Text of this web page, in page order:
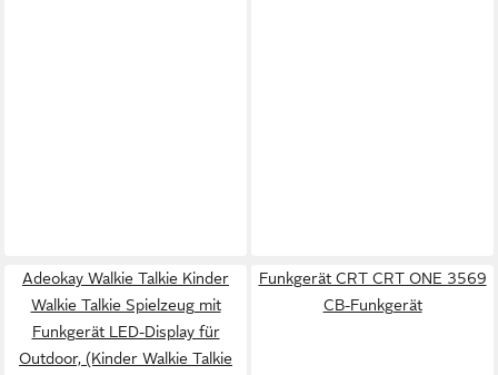
Adeokay Walkie Talkie Kinder
Walkie Talkie Spielzeug mit
Funkgerät LED-Display für
Outdoor, (Kinder Walkie Talkie
Funkgerät CRT CRT ONE 3569
CB-Funkgerät